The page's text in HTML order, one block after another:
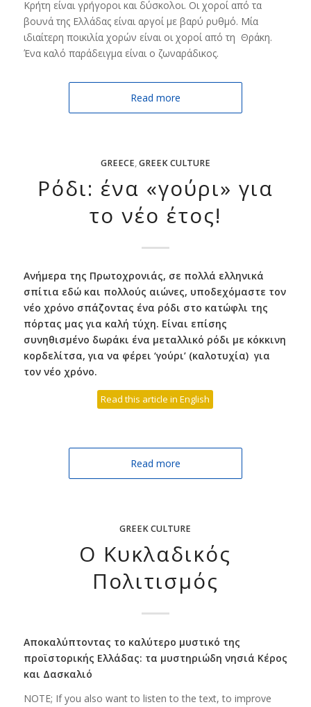
Κρήτη είναι γρήγοροι και δύσκολοι. Οι χοροί από τα
βουνά της Ελλάδας είναι αργοί με βαρύ ρυθμό. Μία
ιδιαίτερη ποικιλία χορών είναι οι χοροί από τη Θράκη.
Ένα καλό παράδειγμα είναι ο ζωναράδικος.
Read more
GREECE,GREEK CULTURE
Ρόδι: ένα «γούρι» για
το νέο έτος!
Ανήμερα της Πρωτοχρονιάς, σε πολλά ελληνικά
σπίτια εδώ και πολλούς αιώνες, υποδεχόμαστε τον
νέο χρόνο σπάζοντας ένα ρόδι στο κατώφλι της
πόρτας μας για καλή τύχη. Είναι επίσης
συνηθισμένο δωράκι ένα μεταλλικό ρόδι με κόκκινη
κορδελίτσα, για να φέρει ‘γούρι’ (καλοτυχία) για
τον νέο χρόνο.
Read this article in English
Read more
GREEK CULTURE
Ο Κυκλαδικός
Πολιτισμός
Αποκαλύπτοντας το καλύτερο μυστικό της
προϊστορικής Ελλάδας: τα μυστηριώδη νησιά Κέρος
και Δασκαλιό
NOTE; If you also want to listen to the text, to improve